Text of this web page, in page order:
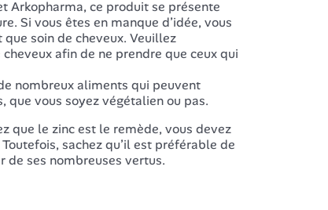
Arkopharma, ce produit se présente
Si vous êtes en manque d’idée, vous
soin de cheveux. Veuillez
afin de ne prendre que ceux qui
nombreux aliments qui peuvent
que vous soyez végétalien ou pas.
que le zinc est le remède, vous devez
sachez qu’il est préférable de
de ses nombreuses vertus.